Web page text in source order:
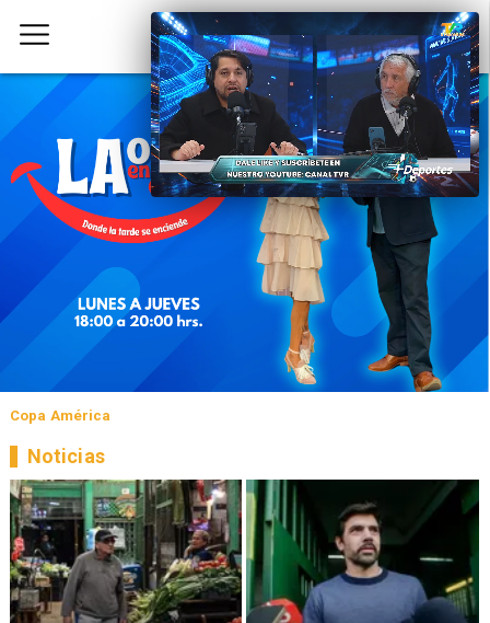
Copa América
Noticias